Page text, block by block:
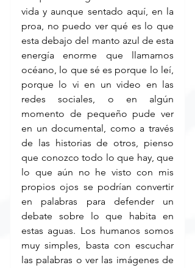
vida y aunque sentado aquí, en la
proa, no puedo ver qué es lo que
esta debajo del manto azul de esta
energía enorme que llamamos
océano, lo que sé es porque lo leí,
porque lo vi en un video en las
redes sociales, o en algún
momento de pequeño pude ver
en un documental, como a través
de las historias de otros, pienso
que conozco todo lo que hay, que
lo que aún no he visto con mis
propios ojos se podrían convertir
en palabras para defender un
debate sobre lo que habita en
estas aguas. Los humanos somos
muy simples, basta con escuchar
las palabras o ver las imágenes de